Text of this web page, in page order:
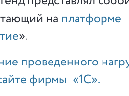
на платформе
».
проведенного
фирмы «1С».